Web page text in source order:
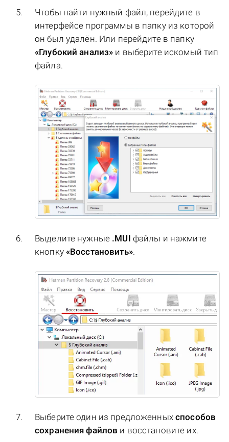
Чтобы найти нужный файл, перейдите в
интерфейсе программы в папку из которой
он был удалён. Или перейдите в папку
«Глубокий анализ» и выберите искомый тип
файла.
Выделите нужные .MUI файлы и нажмите
кнопку «Восстановить».
Выберите один из предложенных способов
сохранения файлов и восстановите их.